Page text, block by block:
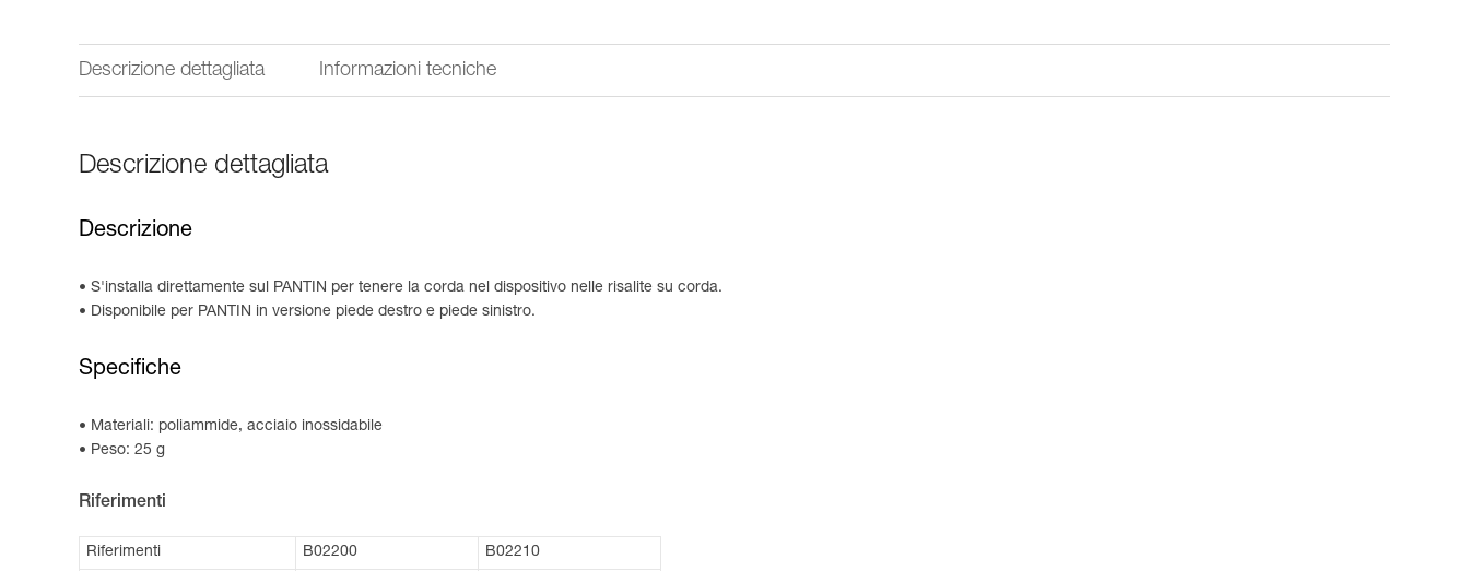
Descrizione dettagliata Informazioni tecniche
Descrizione dettagliata
Descrizione
S'installa direttamente sul PANTIN per tenere la corda nel dispositivo nelle risalite su corda.
Disponibile per PANTIN in versione piede destro e piede sinistro.
Specifiche
Materiali: poliammide, acciaio inossidabile
Peso: 25 g
Riferimenti
Riferimenti B02200
B02210